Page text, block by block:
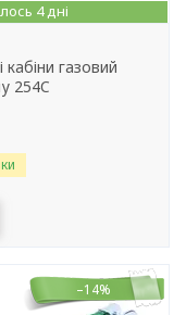
4 дні
газовий
254C
–14%